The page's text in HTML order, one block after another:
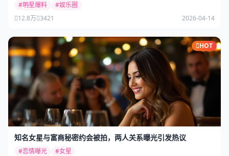
#明星爆料
#娱乐圈
12.8万 3421 2026-04-14
HOT
知名女星与富商秘密约会被拍，两人关系曝光引发热议
#恋情曝光
#女星